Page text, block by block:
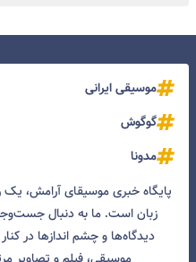
موسیقی ایرانی
گوگوش
مدونا
پایگاه خبری موسیقای آرامش،
زبان است. ما به دنبال
دیدگاه‌ها و چشم انداز‌ها در